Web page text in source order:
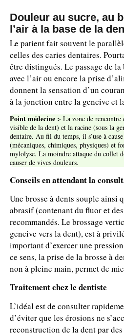
Douleur au sucre, au
l’air à la base de la
Le patient fait souvent le
celles des caries dentaires.
être distingués. Le passage de
avec l’air ou encore la prise
donnent la sensation d’un
à la jonction entre la gencive et
Point médecine > La zone de
visible de la dent) et la racine (sous la
dentaire. Au fil du temps, il s’use à cause
(mécaniques, chimiques, physiques) et
mylolyse. La moindre attaque du collet
causer de vives douleurs.
Conseils en attendant la
Une brosse à dents souple ainsi
abrasif (contenant du fluor et
recommandés. Le brossage
gencive vers la dent), est à
important d’exercer une
ce sens, la prise de la brosse à
non à pleine main, permet de
Traitement chez le dentiste
L’idéal est de consulter
d’éviter que les érosions ne
reconstruction de la dent par